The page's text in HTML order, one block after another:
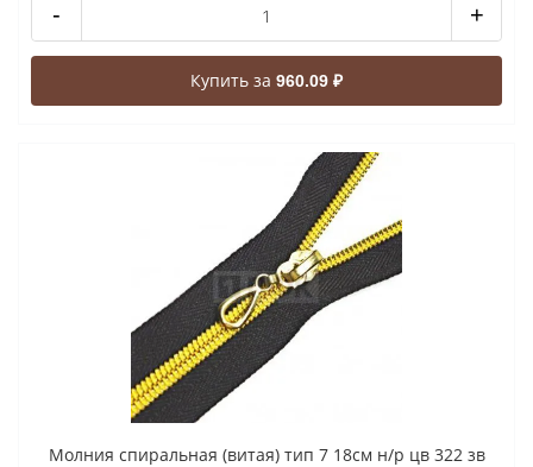
- +
Купить за 960.09 ₽
Молния спиральная (витая) тип 7 18см н/р цв 322 зв